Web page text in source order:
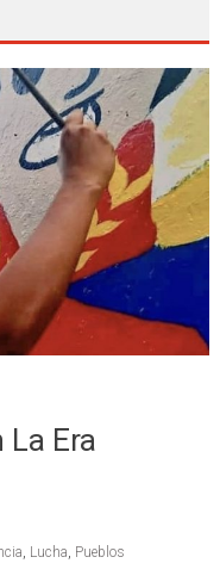
La Era
Lucha Pueblos